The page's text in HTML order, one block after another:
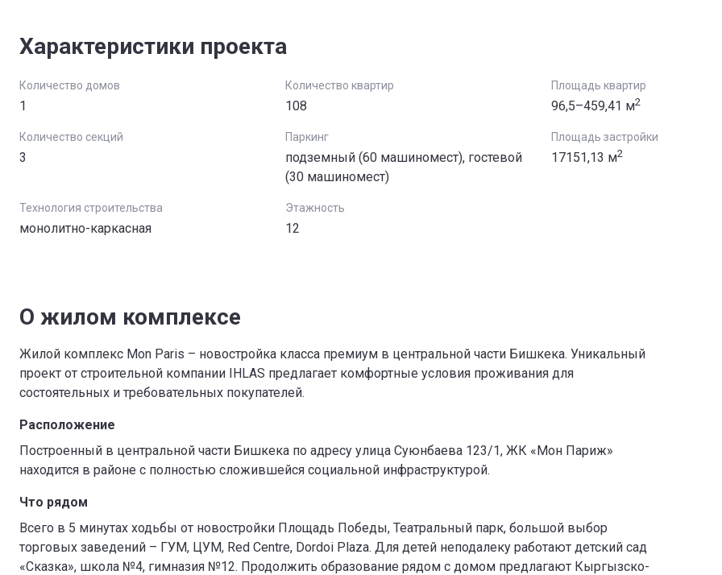
Характеристики проекта
Количество домов
1
Количество квартир
108
Площадь квартир
96,5–459,41 м2
Количество секций
3
Паркинг
подземный (60 машиномест), гостевой
(30 машиномест)
Площадь застройки
17151,13 м2
Технология строительства
монолитно-каркасная
Этажность
12
О жилом комплексе
Жилой комплекс Mon Paris – новостройка класса премиум в центральной части Бишкека. Уникальный
проект от строительной компании IHLAS предлагает комфортные условия проживания для
состоятельных и требовательных покупателей.
Расположение
Построенный в центральной части Бишкека по адресу улица Суюнбаева 123/1, ЖК «Мон Париж»
находится в районе с полностью сложившейся социальной инфраструктурой.
Что рядом
Всего в 5 минутах ходьбы от новостройки Площадь Победы, Театральный парк, большой выбор
торговых заведений – ГУМ, ЦУМ, Red Centre, Dordoi Plaza. Для детей неподалеку работают детский сад
«Сказка», школа №4, гимназия №12. Продолжить образование рядом с домом предлагают Кыргызско-